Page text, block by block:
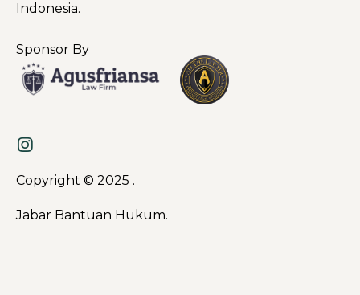
Indonesia.
Sponsor By
Copyright © 2025 .
Jabar Bantuan Hukum.